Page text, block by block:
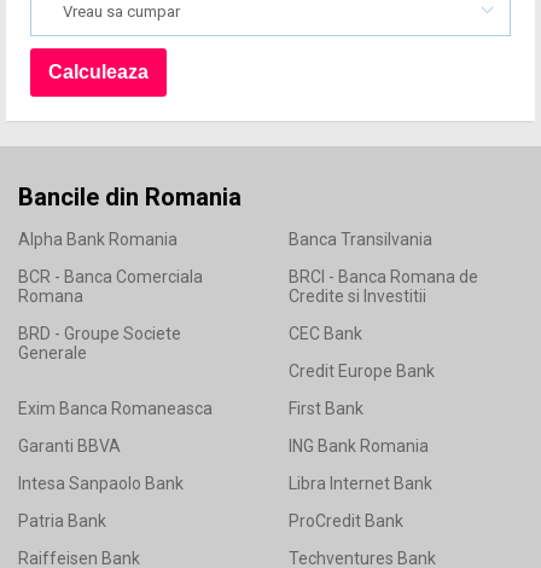
Vreau sa cumpar
Bancile din Romania
Alpha Bank Romania
Banca Transilvania
BCR - Banca Comerciala
Romana
BRCI - Banca Romana de
Credite si Investitii
BRD - Groupe Societe
Generale
CEC Bank
Credit Europe Bank
Exim Banca Romaneasca
First Bank
Garanti BBVA
ING Bank Romania
Intesa Sanpaolo Bank
Libra Internet Bank
Patria Bank
ProCredit Bank
Raiffeisen Bank
Techventures Bank